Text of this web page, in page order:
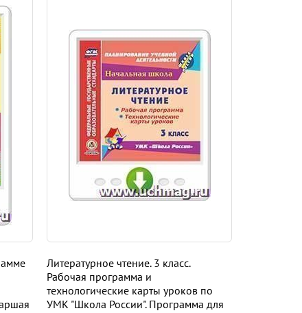
Литературное чтение. 3 класс.
Рабочая программа и
технологические карты уроков по
УМК "Школа России". Программа для